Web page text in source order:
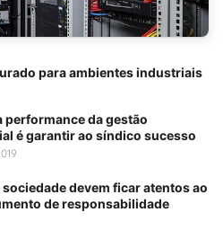
para ambientes industriais
performance da gestão
é garantir ao síndico sucesso
devem ficar atentos ao
de responsabilidade